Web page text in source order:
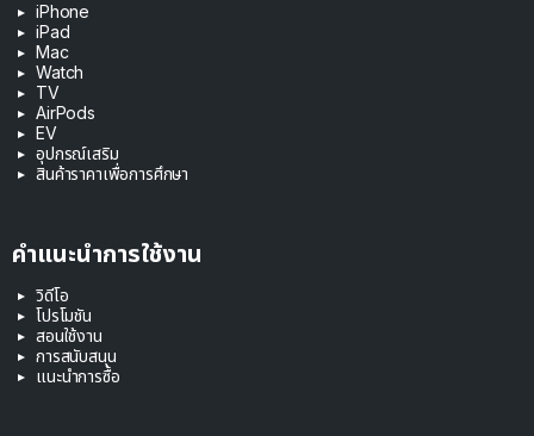
iPhone
iPad
Mac
Watch
TV
AirPods
EV
อุปกรณ์เสริม
สินค้าราคาเพื่อการศึกษา
คำแนะนำการใช้งาน
วิดีโอ
โปรโมชัน
สอนใช้งาน
การสนับสนุน
แนะนำการซื้อ